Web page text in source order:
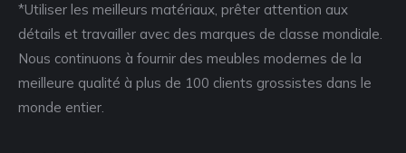
*Utiliser les meilleurs matériaux, prêter attention aux
détails et travailler avec des marques de classe mondiale.
Nous continuons à fournir des meubles modernes de la
meilleure qualité à plus de 100 clients grossistes dans le
monde entier.